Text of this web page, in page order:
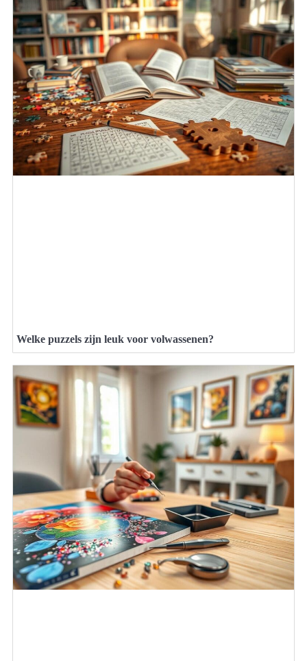
Welke puzzels zijn leuk voor volwassenen?